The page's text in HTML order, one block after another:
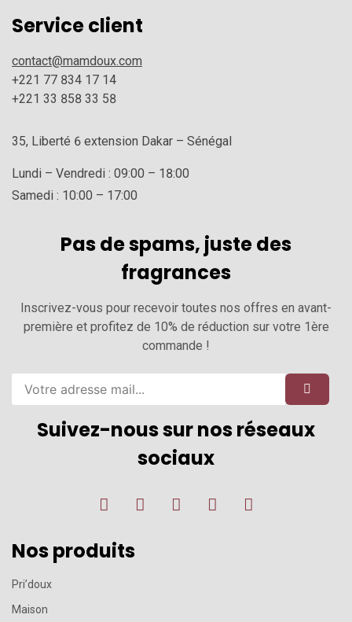
Service client
contact@mamdoux.com
+221 77 834 17 14
+221 33 858 33 58
35, Liberté 6 extension Dakar – Sénégal
Lundi – Vendredi : 09:00 – 18:00
Samedi : 10:00 – 17:00
Pas de spams, juste des
fragrances
Inscrivez-vous pour recevoir toutes nos offres en avant-
première et profitez de 10% de réduction sur votre 1ère
commande !
Suivez-nous sur nos réseaux
sociaux
Nos produits
Pri’doux
Maison